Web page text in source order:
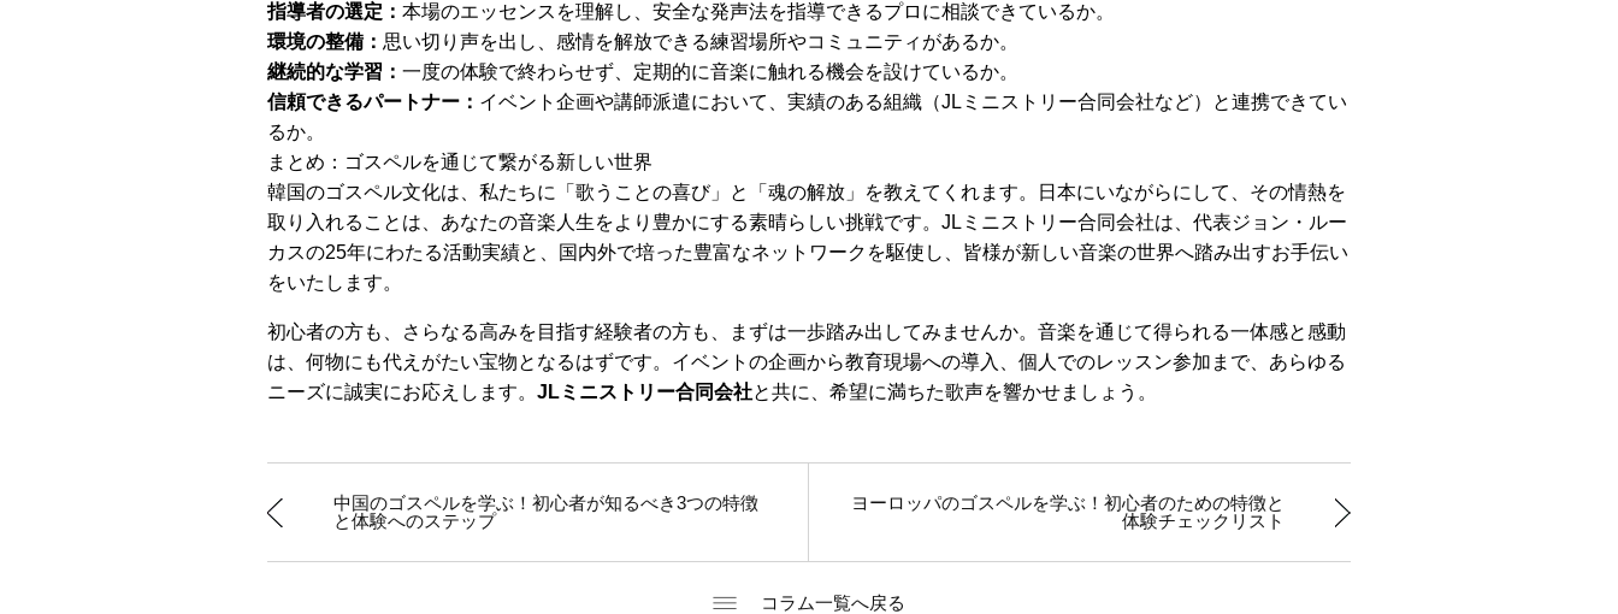
指導者の選定： 本場のエッセンスを理解し、安全な発声法を指導できるプロに相談できているか。
環境の整備： 思い切り声を出し、感情を解放できる練習場所やコミュニティがあるか。
継続的な学習： 一度の体験で終わらせず、定期的に音楽に触れる機会を設けているか。
信頼できるパートナー： イベント企画や講師派遣において、実績のある組織（JLミニストリー合同会社など）と連携できてい
るか。
まとめ：ゴスペルを通じて繋がる新しい世界
韓国のゴスペル文化は、私たちに「歌うことの喜び」と「魂の解放」を教えてくれます。日本にいながらにして、その情熱を
取り入れることは、あなたの音楽人生をより豊かにする素晴らしい挑戦です。JLミニストリー合同会社は、代表ジョン・ルー
カスの25年にわたる活動実績と、国内外で培った豊富なネットワークを駆使し、皆様が新しい音楽の世界へ踏み出すお手伝い
をいたします。
初心者の方も、さらなる高みを目指す経験者の方も、まずは一歩踏み出してみませんか。音楽を通じて得られる一体感と感動
は、何物にも代えがたい宝物となるはずです。イベントの企画から教育現場への導入、個人でのレッスン参加まで、あらゆる
ニーズに誠実にお応えします。 JLミニストリー合同会社と共に、希望に満ちた歌声を響かせましょう。
中国のゴスペルを学ぶ！初心者が知るべき3つの特徴
と体験へのステップ
ヨーロッパのゴスペルを学ぶ！初心者のための特徴と
体験チェックリスト
コラム一覧へ戻る